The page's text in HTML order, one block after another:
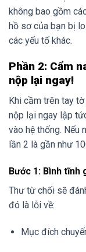
không bao gồm
hồ sơ của bạn bị
các yếu tố khác.
Phần 2: Cẩm
nộp lại ngay!
Khi cầm trên tay
nộp lại ngay lập
vào hệ thống. Nếu
lần 2 là gần như
Bước 1: Bình tĩnh
Thư từ chối sẽ
đó là lỗi về:
Mục đích